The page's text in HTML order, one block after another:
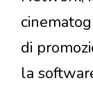
di
la